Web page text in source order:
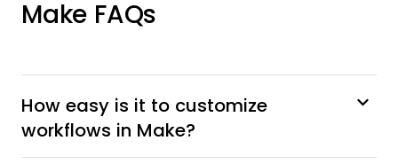
Make FAQs
How easy is it to customize
workflows in Make?